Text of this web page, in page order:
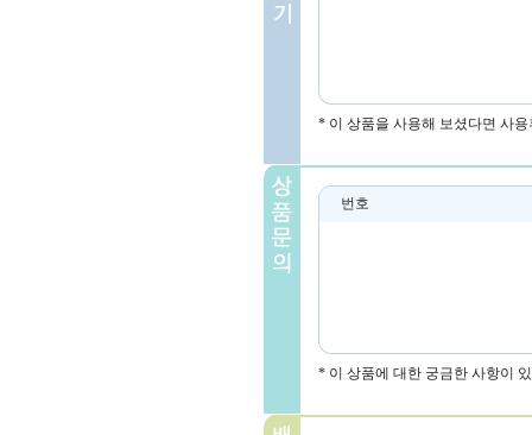
* 이 상품을 사용해 보셨다면 사
번호
* 이 상품에 대한 궁금한 사항이